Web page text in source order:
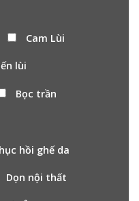
Cam Lùi
lùi
Bọc trần
hồi ghế da
Dọn nội thất